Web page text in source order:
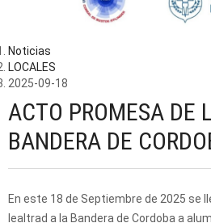
Noticias
LOCALES
2025-09-18
ACTO PROMESA DE
BANDERA DE
En este 18 de Septiembre de 2025 se
lealtrad a la Bandera de Cordoba a